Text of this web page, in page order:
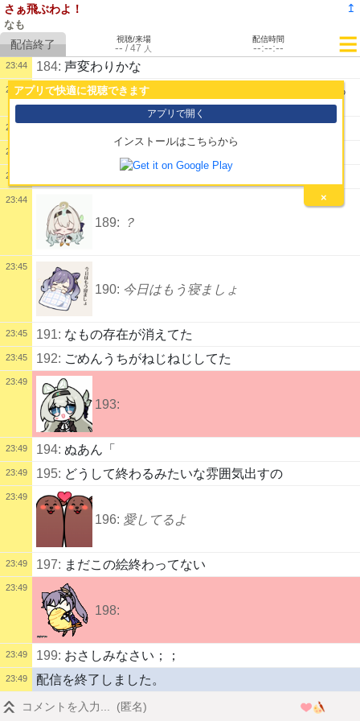
さぁ飛ぶわよ！ ↥
なも
アプリで快適に視聴できます
アプリで開く
インストールはこちらから
×
視聴/来場
-- /47 人
配信時間
--:--:--
23:42 182:なもの好きなようにやっていいんだなも
23:43 183:好きだなも
23:44 184: 声変わりかな
23:44 185:だからあんまり根本までちんぽ咥えちゃダメだっ
てアレほど
23:44
23:44
23:44
23:44
189: ？
23:45
190: 今日はもう寝ましょ
23:45 191: なもの存在が消えてた
23:45 192: ごめんうちがねじねじしてた
23:49
193:
23:49 194: ぬあん「
23:49 195: どうして終わるみたいな雰囲気出すの
23:49
196: 愛してるよ
23:49 197: まだこの絵終わってない
23:49
198:
23:49 199: おさしみなさい；；
23:49 配信を終了しました。